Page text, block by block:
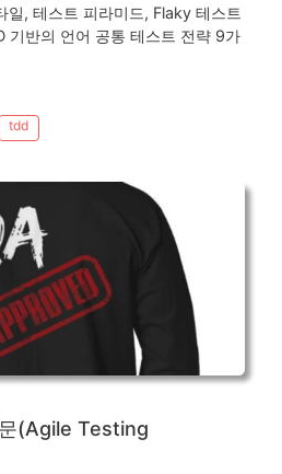
, 테스트 피라미드, Flaky 테스트
기반의 언어 공통 테스트 전략 9가
tdd
(Agile Testing